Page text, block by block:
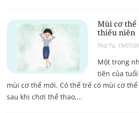
Mùi cơ thể
thiếu niên
Thứ Tư, 15/07/
Một trong
tiên của
mùi cơ thể mới. Có thể trẻ có mùi cơ
sau khi chơi thể thao,...